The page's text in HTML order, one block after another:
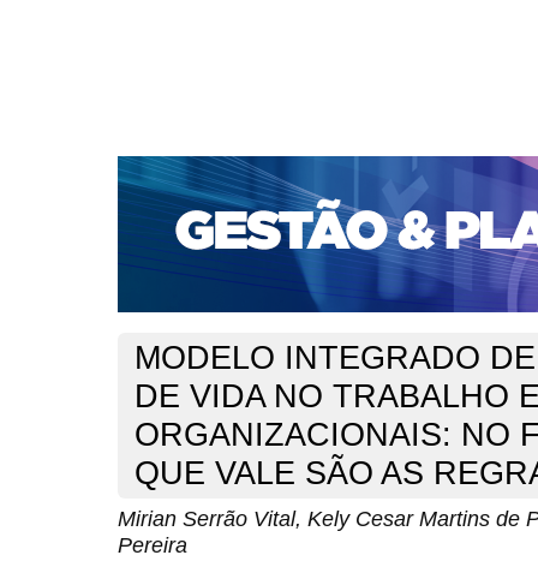
CAPA SOBRE ACESSO CADASTRO
PORTAL DE REVISTAS DA UNIFACS
SUBMISSÕES
PARA SUBMISSÃO DE ARTIGOS
TUTORIAL PARA
Capa v. 21, jan./dez. 2020>
MODELO INTEGRADO
DE VIDA NO TRABALHO
ORGANIZACIONAIS: NO
QUE VALE SÃO AS
Mirian Serrão Vital, Kely Cesar Martins de
Pereira